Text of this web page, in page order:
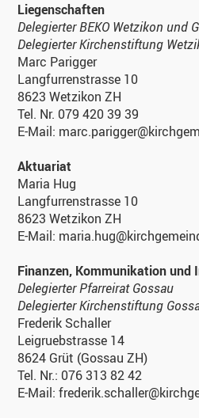
Liegenschaften
Delegierter BEKO Wetzikon und
Delegierter Kirchenstiftung
Marc Parigger
Langfurrenstrasse 10
8623 Wetzikon ZH
Tel. Nr. 079 420 39 39
E-Mail:
Aktuariat
Maria Hug
Langfurrenstrasse 10
8623 Wetzikon ZH
E-Mail:
Finanzen, Kommunikation
Delegierter Pfarreirat Gossau
Delegierter Kirchenstiftung
Frederik Schaller
Leigruebstrasse 14
8624 Grüt (Gossau ZH)
Tel. Nr.: 076 313 82 42
E-Mail: